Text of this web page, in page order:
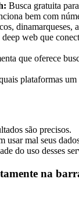
Busca gratuita
bem com
dinamarqueses,
web que
que oferece
plataformas um
são precisos.
usar mal seus
do uso desses
na